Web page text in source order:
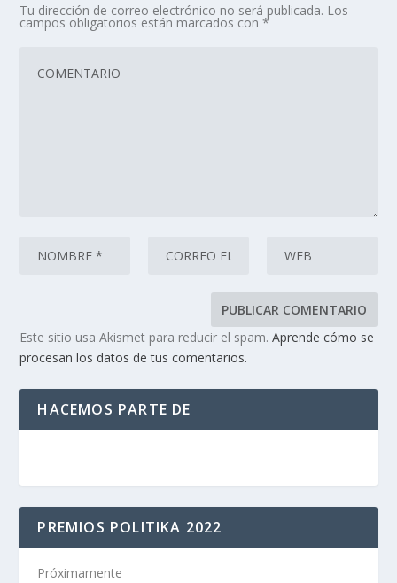
Tu dirección de correo electrónico no será publicada. Los
campos obligatorios están marcados con*
Este sitio usa Akismet para reducir el spam.Aprende cómo se
procesan los datos de tus comentarios.
HACEMOS PARTE DE
PREMIOS POLITIKA 2022
Próximamente